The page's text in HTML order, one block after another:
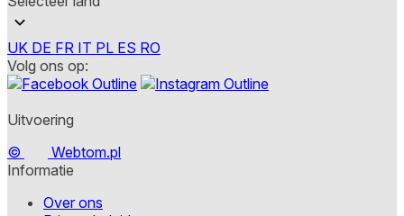
UK DE FR IT PL ES RO
Volg ons op:
Uitvoering
©
Webtom.pl
Informatie
Over ons